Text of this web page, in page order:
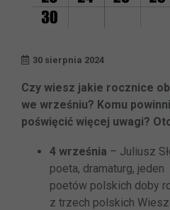
30 sierpnia 2024
Czy wiesz jakie rocznice
we wrześniu? Komu
poświęcić więcej uwagi?
4 września – Juliusz
poeta, dramaturg,
poetów polskich doby
z trzech polskich